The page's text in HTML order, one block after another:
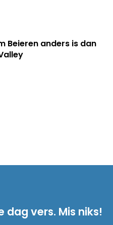
Beieren anders is dan
dag vers. Mis niks!